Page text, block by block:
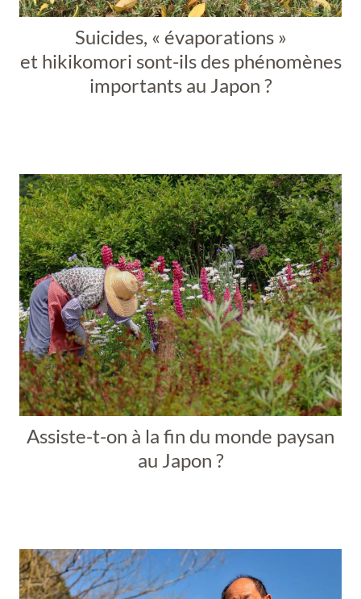
Suicides, « évaporations »
et hikikomori sont-ils des phénomènes
importants au Japon ?
Assiste-t-on à la fin du monde paysan
au Japon ?